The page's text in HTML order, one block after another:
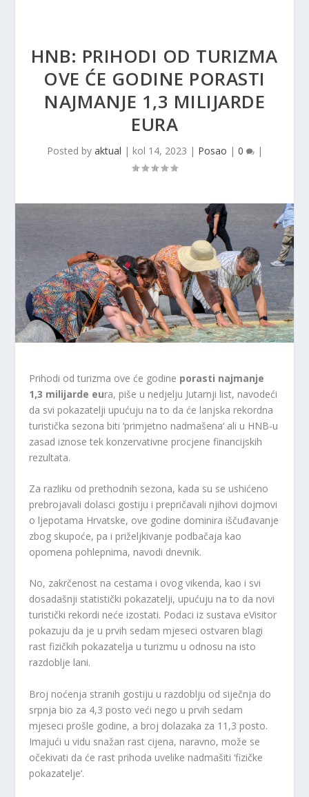
HNB: PRIHODI OD TURIZMA
OVE ĆE GODINE PORASTI
NAJMANJE 1,3 MILIJARDE
EURA
Posted by aktual | kol 14, 2023 | Posao | 0 |
Prihodi od turizma ove će godine porasti najmanje
1,3 milijarde eura, piše u nedjelju Jutarnji list, navodeći
da svi pokazatelji upućuju na to da će lanjska rekordna
turistička sezona biti ‘primjetno nadmašena‘ ali u HNB-u
zasad iznose tek konzervativne procjene financijskih
rezultata.
Za razliku od prethodnih sezona, kada su se ushićeno
prebrojavali dolasci gostiju i prepričavali njihovi dojmovi
o ljepotama Hrvatske, ove godine dominira iščuđavanje
zbog skupoće, pa i priželjkivanje podbačaja kao
opomena pohlepnima, navodi dnevnik.
No, zakrčenost na cestama i ovog vikenda, kao i svi
dosadašnji statistički pokazatelji, upućuju na to da novi
turistički rekordi neće izostati. Podaci iz sustava eVisitor
pokazuju da je u prvih sedam mjeseci ostvaren blagi
rast fizičkih pokazatelja u turizmu u odnosu na isto
razdoblje lani.
Broj noćenja stranih gostiju u razdoblju od siječnja do
srpnja bio za 4,3 posto veći nego u prvih sedam
mjeseci prošle godine, a broj dolazaka za 11,3 posto.
Imajući u vidu snažan rast cijena, naravno, može se
očekivati da će rast prihoda uvelike nadmašiti ‘fizičke
pokazatelje‘.